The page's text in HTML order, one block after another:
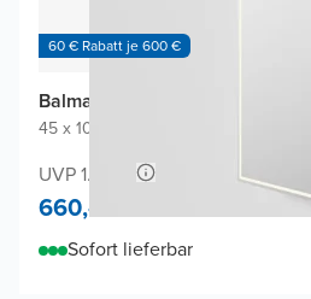
60 € Rabatt je 600 €
Balmani Mara Spiegelschrank
45 x 100 cm
UVP 1.240,-
660,-
Sofort lieferbar